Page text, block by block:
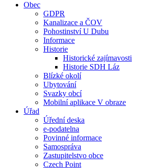
Obec
GDPR
Kanalizace a ČOV
Pohostinství U Dubu
Informace
Historie
Historické zajímavosti
Historie SDH Láz
Blízké okolí
Ubytování
Svazky obcí
Mobilní aplikace V obraze
Úřad
Úřední deska
e-podatelna
Povinné informace
Samospráva
Zastupitelstvo obce
Czech Point